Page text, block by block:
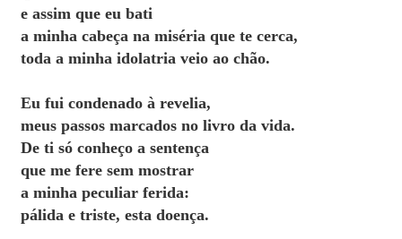
e assim que eu bati
a minha cabeça na miséria que te cerca,
toda a minha idolatria veio ao chão.
Eu fui condenado à revelia,
meus passos marcados no livro da vida.
De ti só conheço a sentença
que me fere sem mostrar
a minha peculiar ferida:
pálida e triste, esta doença.